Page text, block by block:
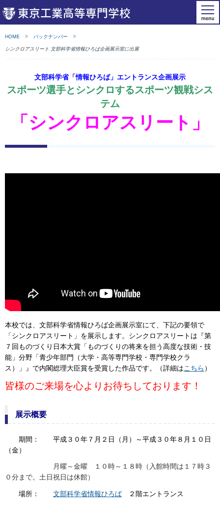
HOME バックナンバー
シンクロアスリート 文部科学省情報ひろば企画展示室に出展
文部科学省「情報ひろば」エントランス企画展示
スポーツ選手とシンクロするスポーツ観戦シス
テム
「シンクロアスリート」
本校では、文部科学省情報ひろば企画展示室にて、下記の要領で
「シンクロアスリート」を展示します。シンクロアスリートは『第
７回ものづくり日本大賞「ものづくりの将来を担う高度な技術・技
能」分野「青少年部門（大学・高等専門学校・専門学校クラ
ス）」』で内閣総理大臣賞を受賞した作品です。（詳細はこちら ）
皆様のご来場を心よりお待ちしております！
展示概要
期間： 平成３０年７月２日（月）～平成３０年８月１０日
（金）
月曜～金曜 １０時～１８時（入館時間は１７時３
０分まで。土日祝日は休館）
場所： 文部科学省情報ひろば２階エントランス